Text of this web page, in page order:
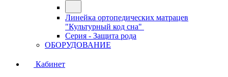
Линейка ортопедических матрацев
"Культурный код сна"
Серия - Защита рода
ОБОРУДОВАНИЕ
Кабинет